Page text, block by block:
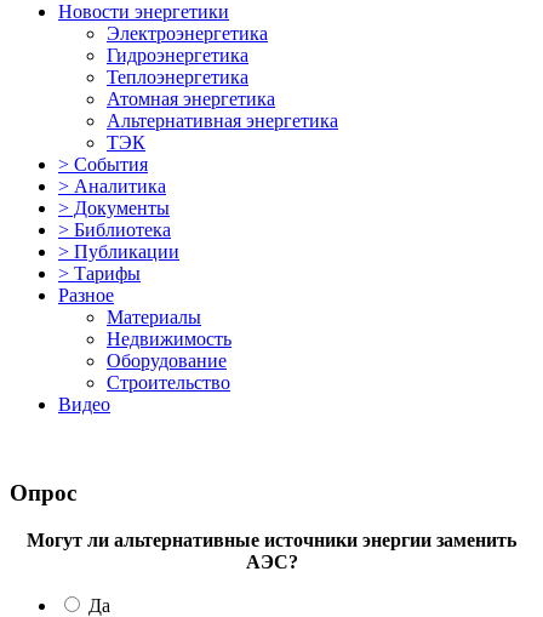
Новости энергетики
Электроэнергетика
Гидроэнергетика
Теплоэнергетика
Атомная энергетика
Альтернативная энергетика
ТЭК
> События
> Аналитика
> Документы
> Библиотека
> Публикации
> Тарифы
Разное
Материалы
Недвижимость
Оборудование
Строительство
Видео
Опрос
Могут ли альтернативные источники энергии заменить
АЭС?
Да